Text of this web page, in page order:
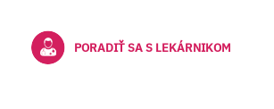
PORADIŤ SA S LEKÁRNIKOM